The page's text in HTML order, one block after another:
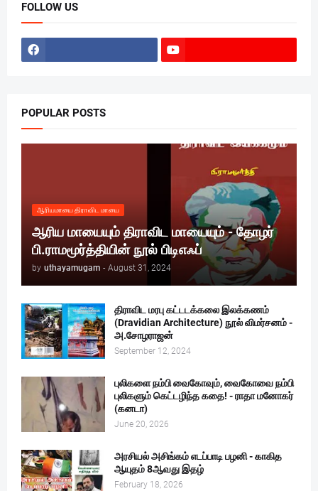
FOLLOW US
POPULAR POSTS
ஆரியமாயை திராவிட மாயை
ஆரிய மாயையும் திராவிட மாயையும் - தோழர்
பி.ராமமூர்த்தியின் நூல் பிடிஎஃப்
by uthayamugam - August 31, 2024
திராவிட மரபு கட்டடக்கலை இலக்கணம்
(Dravidian Architecture) நூல் விமர்சனம் -
அ.சோழராஜன்
September 12, 2024
புலிகளை நம்பி வைகோவும், வைகோவை நம்பி
புலிகளும் கெட்டழிந்த கதை! - ராதா மனோகர்
(கனடா)
June 20, 2026
அரசியல் அசிங்கம் எடப்பாடி பழனி - காகித
ஆயுதம் 8ஆவது இதழ்
February 18, 2026